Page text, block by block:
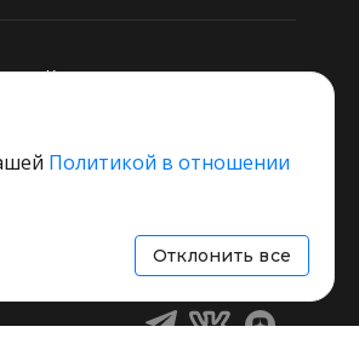
Контакты
Основной стек технологий
Политикой в отношении
Отклонить все